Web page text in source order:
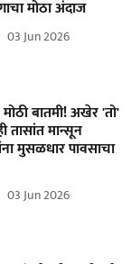
मोठा अंदाज
03 Jun 2026
बातमी! अखेर 'तो'
तासांत मान्सून
मुसळधार पावसाचा
03 Jun 2026